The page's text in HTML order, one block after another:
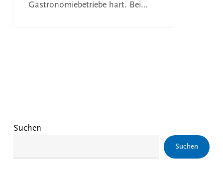
Gastronomiebetriebe hart. Bei…
Suchen
Suchen